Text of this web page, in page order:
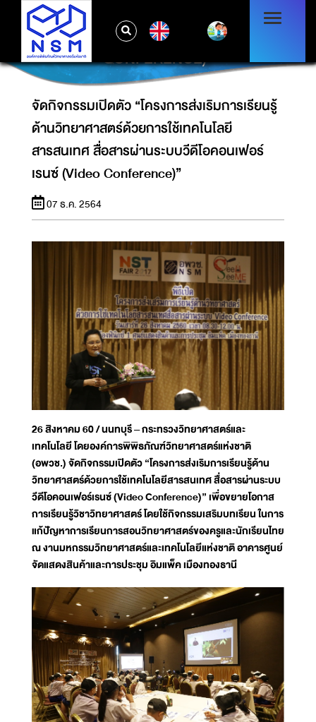
จัดกิจกรรมเปิดตัว “โครงการส่งเริมการเรียนรู้
ด้านวิทยาศาสตร์ด้วยการใช้เทคโนโลยีสารสนเทศ
สื่อสารผ่านระบบวีดีโอคอนเฟอร์เรนซ์ (VIDEO
CONFERENCE)”
จัดกิจกรรมเปิดตัว “โครงการส่งเริมการเรียนรู้
ด้านวิทยาศาสตร์ด้วยการใช้เทคโนโลยี
สารสนเทศ สื่อสารผ่านระบบวีดีโอคอนเฟอร์
เรนซ์ (Video Conference)”
07 ธ.ค. 2564
26 สิงหาคม 60 / นนทบุรี – กระทรวงวิทยาศาสตร์และ
เทคโนโลยี โดยองค์การพิพิธภัณฑ์วิทยาศาสตร์แห่งชาติ
(อพวช.) จัดกิจกรรมเปิดตัว “โครงการส่งเริมการเรียนรู้ด้าน
วิทยาศาสตร์ด้วยการใช้เทคโนโลยีสารสนเทศ สื่อสารผ่านระบบ
วีดีโอคอนเฟอร์เรนซ์ (Video Conference)” เพื่อขยายโอกาส
การเรียนรู้วิชาวิทยาศาสตร์ โดยใช้กิจกรรมเสริมบทเรียน ในการ
แก้ปัญหาการเรียนการสอนวิทยาศาสตร์ของครูและนักเรียนไทย
ณ งานมหกรรมวิทยาศาสตร์และเทคโนโลยีแห่งชาติ อาคารศูนย์
จัดแสดงสินค้าและการประชุม อิมแพ็ค เมืองทองธานี